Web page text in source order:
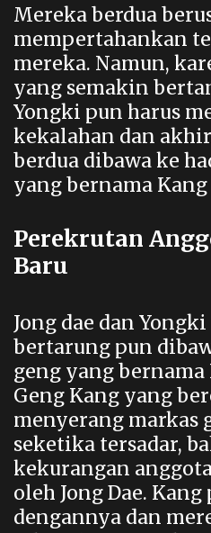
Mereka berdua
mempertahankan
mereka. Namun,
yang semakin
Yongki pun harus
kekalahan dan
berdua dibawa ke
yang bernama
Perekrutan
Baru
Jong dae dan
bertarung pun
geng yang bernama
Geng Kang yang
menyerang markas
seketika tersadar,
kekurangan
oleh Jong Dae.
dengannya dan